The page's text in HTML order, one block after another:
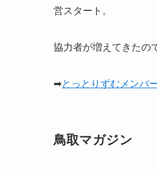
営スタート。
協力者が増えてきたの
➡とっとりずむメンバ
鳥取マガジン